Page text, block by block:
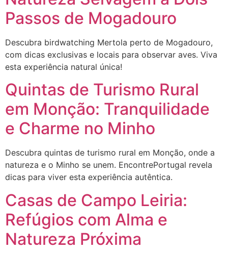
Passos de Mogadouro
Descubra birdwatching Mertola perto de Mogadouro,
com dicas exclusivas e locais para observar aves. Viva
esta experiência natural única!
Quintas de Turismo Rural
em Monção: Tranquilidade
e Charme no Minho
Descubra quintas de turismo rural em Monção, onde a
natureza e o Minho se unem. EncontrePortugal revela
dicas para viver esta experiência autêntica.
Casas de Campo Leiria:
Refúgios com Alma e
Natureza Próxima